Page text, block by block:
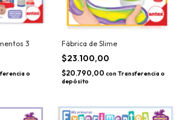
3
o
Fábrica de Slime
$23.100,00
$20.790,00 con Transferencia o
depósito